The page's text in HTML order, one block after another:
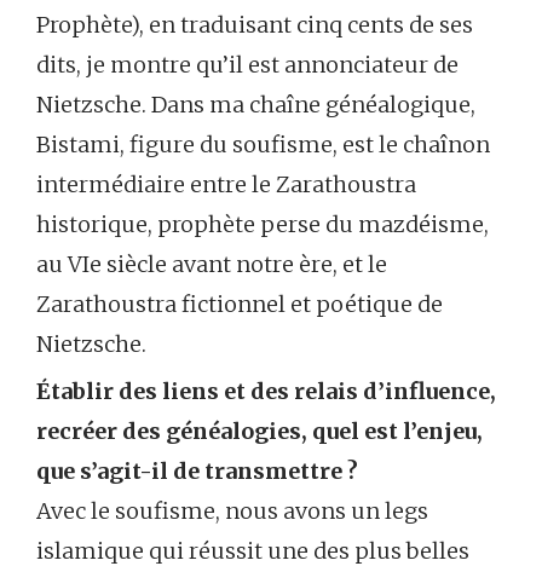
Prophète), en traduisant cinq cents de ses
dits, je montre qu’il est annonciateur de
Nietzsche. Dans ma chaîne généalogique,
Bistami, figure du soufisme, est le chaînon
intermédiaire entre le Zarathoustra
historique, prophète perse du mazdéisme,
au VIe siècle avant notre ère, et le
Zarathoustra fictionnel et poétique de
Nietzsche.
Établir des liens et des relais d’influence,
recréer des généalogies, quel est l’enjeu,
que s’agit-il de transmettre ?
Avec le soufisme, nous avons un legs
islamique qui réussit une des plus belles